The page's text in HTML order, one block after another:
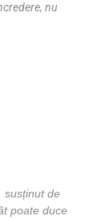
nu
susținut de
poate duce